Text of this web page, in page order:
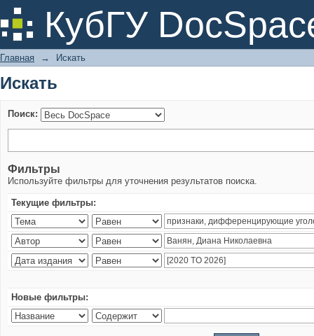
КубГУ
Искать
Главная → Искать
Искать
Поиск:
Фильтры
Используйте фильтры для уточнения результатов поиска.
Текущие фильтры:
Новые фильтры: